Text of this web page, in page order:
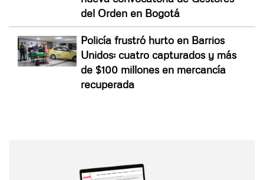
del Orden en Bogotá
Policía frustró hurto en Barrios
Unidos: cuatro capturados y más
de $100 millones en mercancía
recuperada